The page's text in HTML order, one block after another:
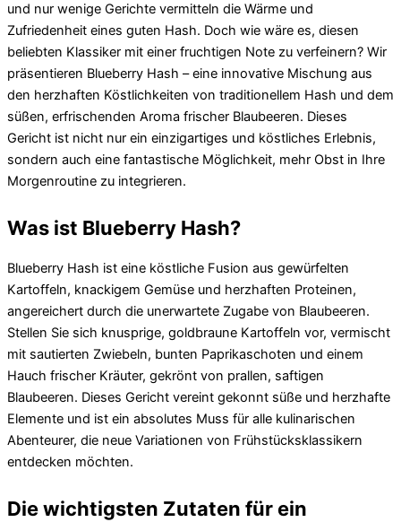
und nur wenige Gerichte vermitteln die Wärme und
Zufriedenheit eines guten Hash. Doch wie wäre es, diesen
beliebten Klassiker mit einer fruchtigen Note zu verfeinern? Wir
präsentieren Blueberry Hash – eine innovative Mischung aus
den herzhaften Köstlichkeiten von traditionellem Hash und dem
süßen, erfrischenden Aroma frischer Blaubeeren. Dieses
Gericht ist nicht nur ein einzigartiges und köstliches Erlebnis,
sondern auch eine fantastische Möglichkeit, mehr Obst in Ihre
Morgenroutine zu integrieren.
Was ist Blueberry Hash?
Blueberry Hash ist eine köstliche Fusion aus gewürfelten
Kartoffeln, knackigem Gemüse und herzhaften Proteinen,
angereichert durch die unerwartete Zugabe von Blaubeeren.
Stellen Sie sich knusprige, goldbraune Kartoffeln vor, vermischt
mit sautierten Zwiebeln, bunten Paprikaschoten und einem
Hauch frischer Kräuter, gekrönt von prallen, saftigen
Blaubeeren. Dieses Gericht vereint gekonnt süße und herzhafte
Elemente und ist ein absolutes Muss für alle kulinarischen
Abenteurer, die neue Variationen von Frühstücksklassikern
entdecken möchten.
Die wichtigsten Zutaten für ein